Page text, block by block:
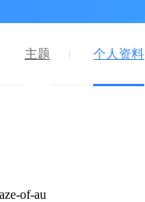
主题 个人资料
of-au